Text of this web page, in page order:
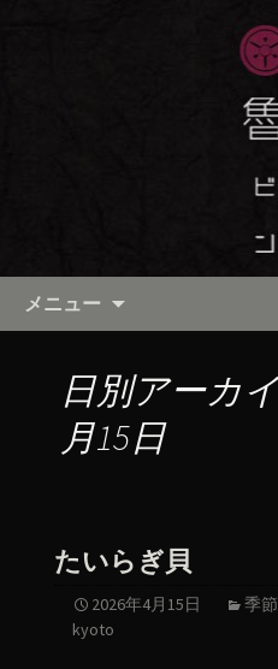
京都・先斗町
「魯ビン（ろ
京都・先斗町の京
の京料理・和食が
びん）」がお店か
料理について最新
メニュー
日別アーカ
月15日
たいらぎ貝
2026年4月15日 季
kyoto